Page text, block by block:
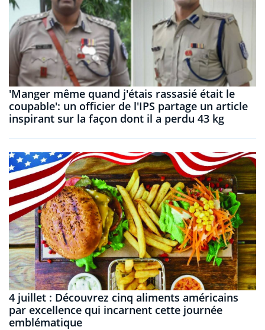
'Manger même quand j'étais rassasié était le
coupable': un officier de l'IPS partage un article
inspirant sur la façon dont il a perdu 43 kg
4 juillet : Découvrez cinq aliments américains
par excellence qui incarnent cette journée
emblématique